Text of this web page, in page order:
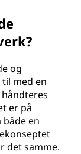
og
med en
er på
en
det samme.